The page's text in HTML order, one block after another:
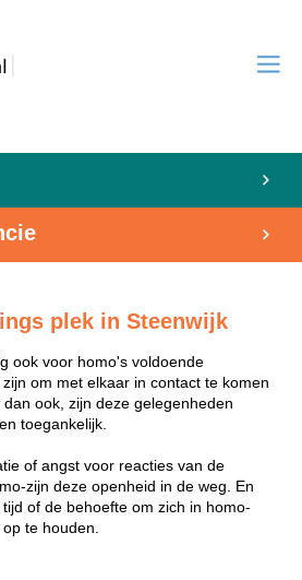
plek in Steenwijk
ook voor homo's voldoende
om met elkaar in contact te komen
ook, zijn deze gelegenheden
toegankelijk.
of angst voor reacties van de
zijn deze openheid in de weg. En
of de behoefte om zich in homo-
te houden.